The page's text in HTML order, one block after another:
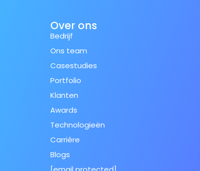
Over ons
Bedrijf
Ons team
Casestudies
Portfolio
Klanten
Awards
Technologieën
Carrière
Blogs